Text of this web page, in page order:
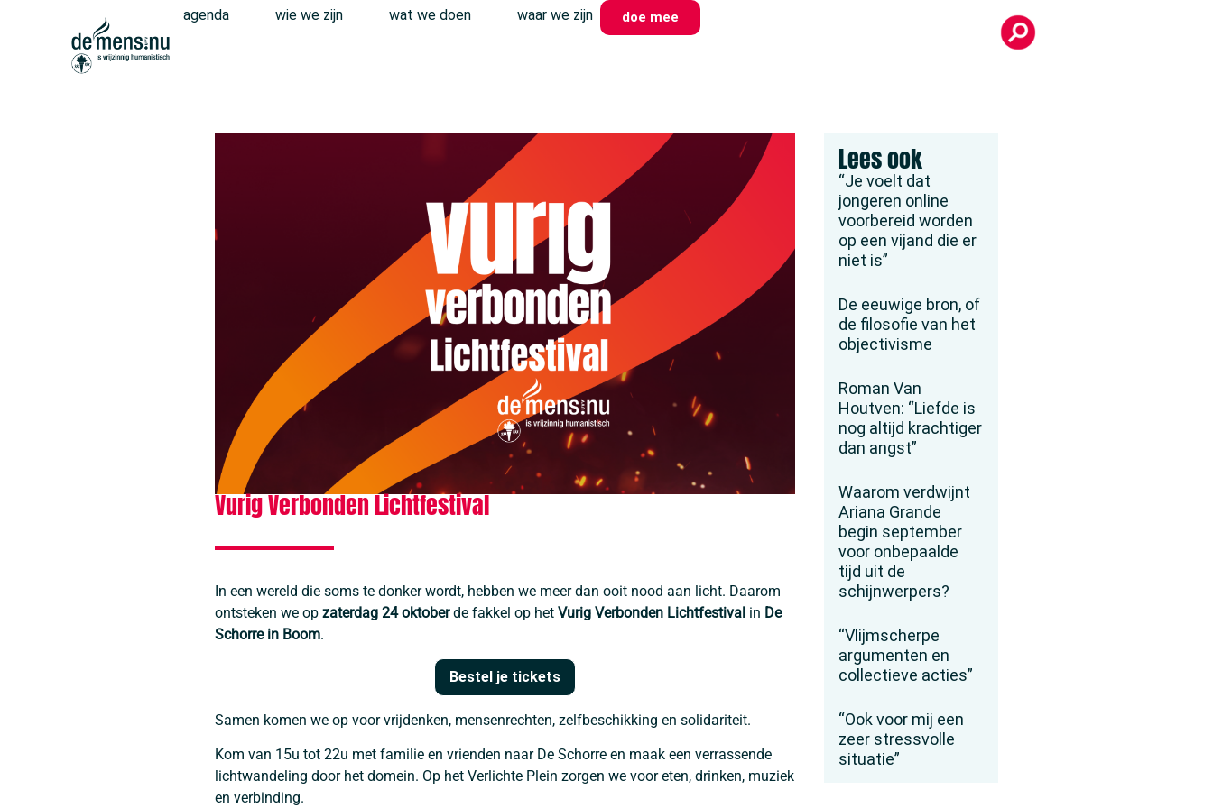
agenda wie we zijn wat we doen waar we zijn doe mee
Vurig Verbonden Lichtfestival
In een wereld die soms te donker wordt, hebben we meer dan ooit nood aan licht. Daarom
ontsteken we op zaterdag 24 oktoberde fakkel op het Vurig Verbonden Lichtfestival in De
Schorre in Boom.
Bestel je tickets
Samen komen we op voor vrijdenken, mensenrechten, zelfbeschikking en solidariteit.
Kom van 15u tot 22u met familie en vrienden naar De Schorre en maak een verrassende
lichtwandeling door het domein. Op het Verlichte Plein zorgen we voor eten, drinken, muziek
en verbinding.
Lees ook
“Je voelt dat
jongeren online
voorbereid worden
op een vijand die er
niet is”
De eeuwige bron, of
de filosofie van het
objectivisme
Roman Van
Houtven: “Liefde is
nog altijd krachtiger
dan angst”
Waarom verdwijnt
Ariana Grande
begin september
voor onbepaalde
tijd uit de
schijnwerpers?
“Vlijmscherpe
argumenten en
collectieve acties”
“Ook voor mij een
zeer stressvolle
situatie”